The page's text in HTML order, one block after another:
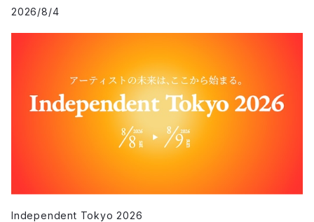
2026/8/4
Independent Tokyo 2026